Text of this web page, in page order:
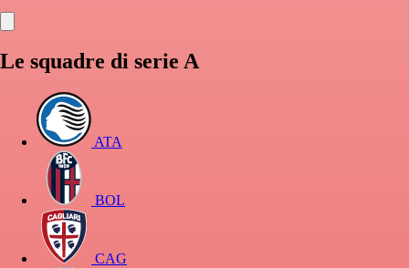
Le squadre di serie A
ATA
BOL
CAG